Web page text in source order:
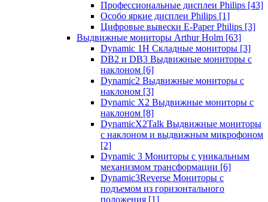
Профессиональные дисплеи Philips [43]
Особо яркие дисплеи Philips [1]
Цифровые вывески E-Paper Philips [3]
Выдвижные мониторы Arthur Holm [63]
Dynamic 1Н Складные мониторы [3]
DB2 и DB3 Выдвижные мониторы с
наклоном [6]
Dynamic2 Выдвижные мониторы с
наклоном [3]
Dynamic X2 Выдвижные мониторы с
наклоном [8]
DynamicX2Talk Выдвижные мониторы
с наклоном и выдвижным микрофоном
[2]
Dynamic 3 Мониторы с уникальным
механизмом трансформации [6]
Dynamic3Reverse Мониторы с
подъемом из горизонтального
положения [1]